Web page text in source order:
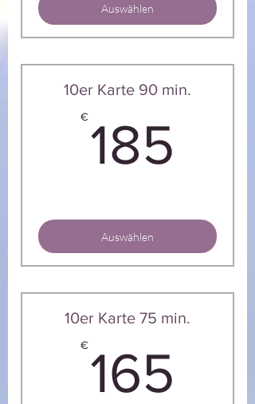
Auswählen
10er Karte 90 min.
€185
Auswählen
10er Karte 75 min.
€165